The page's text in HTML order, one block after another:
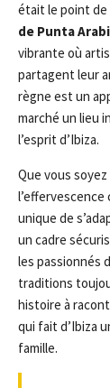
était le point
de Punta Arabi
vibrante où
partagent leur
règne est un
marché un lieu
l’esprit d’Ibiza.
Que vous
unique de
un cadre
les passionnés
traditions
histoire à
qui fait d’Ibiza
famille.